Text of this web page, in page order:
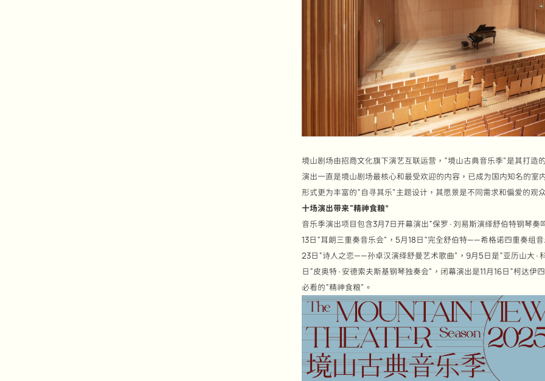
境山剧场由招商文化旗下演艺互联运营，“境山古典音乐季”是其打
演出一直是境山剧场最核心和最受欢迎的内容，已成为国内知名的
形式更为丰富的“自寻其乐”主题设计，其愿景是不同需求和偏爱的
十场演出带来“精神食粮”
音乐季演出项目包含3月7日开幕演出“保罗·刘易斯演绎舒伯特钢琴
13日“耳朗三重奏音乐会”，5月18日“完全舒伯特——希格诺四重奏组
23日“诗人之恋——孙卓汉演绎舒曼艺术歌曲”，9月5日是“亚历山大·
日“皮奥特·安德索夫斯基钢琴独奏会”，闭幕演出是11月16日“柯达
必看的“精神食粮”。